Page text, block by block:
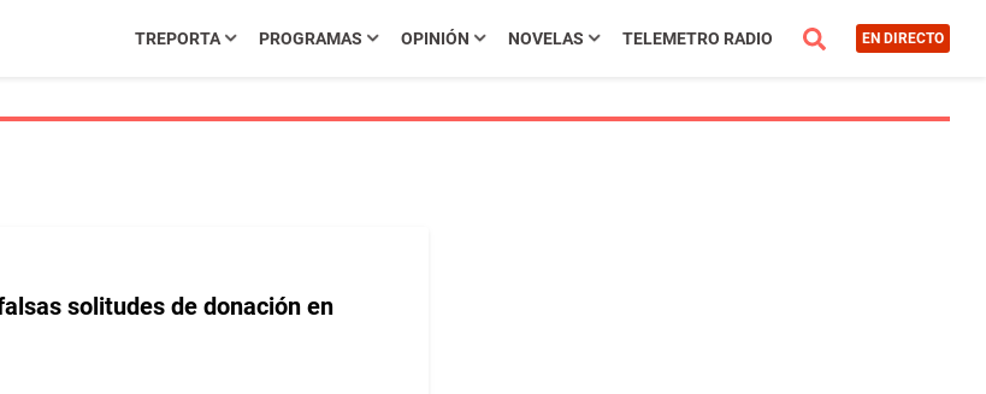
TREPORTA PROGRAMAS OPINIÓN NOVELAS TELEMETRO RADIO EN DIRECTO
solitudes de donación en